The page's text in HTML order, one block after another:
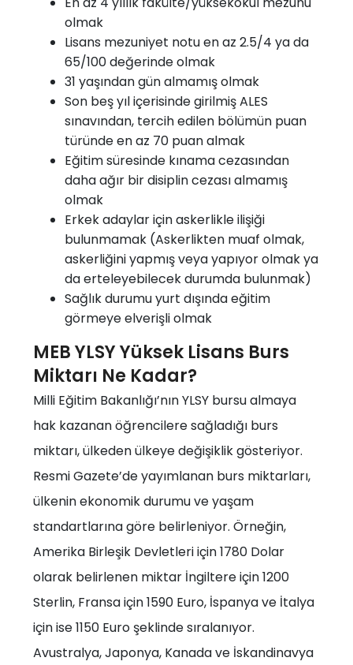
olmak
Lisans mezuniyet notu en az 2.5/4 ya da
65/100 değerinde olmak
31 yaşından gün almamış olmak
Son beş yıl içerisinde girilmiş ALES
sınavından, tercih edilen bölümün puan
türünde en az 70 puan almak
Eğitim süresinde kınama cezasından
daha ağır bir disiplin cezası almamış
olmak
Erkek adaylar için askerlikle ilişiği
bulunmamak (Askerlikten muaf olmak,
askerliğini yapmış veya yapıyor olmak ya
da erteleyebilecek durumda bulunmak)
Sağlık durumu yurt dışında eğitim
görmeye elverişli olmak
MEB YLSY Yüksek Lisans Burs
Miktarı Ne Kadar?
Milli Eğitim Bakanlığı’nın YLSY bursu almaya
hak kazanan öğrencilere sağladığı burs
miktarı, ülkeden ülkeye değişiklik gösteriyor.
Resmi Gazete’de yayımlanan burs miktarları,
ülkenin ekonomik durumu ve yaşam
standartlarına göre belirleniyor. Örneğin,
Amerika Birleşik Devletleri için 1780 Dolar
olarak belirlenen miktar İngiltere için 1200
Sterlin, Fransa için 1590 Euro, İspanya ve İtalya
için ise 1150 Euro şeklinde sıralanıyor.
Avustralya, Japonya, Kanada ve İskandinavya